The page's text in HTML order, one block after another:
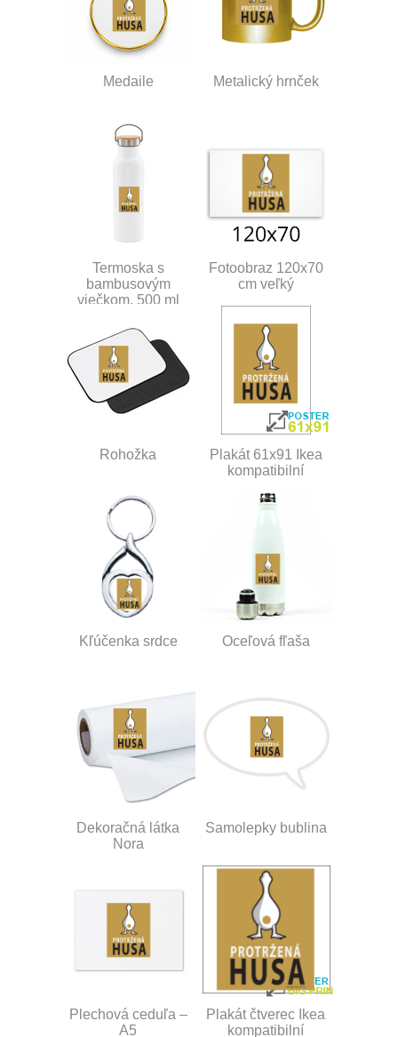
Medaile Metalický hrnček
Termoska s
bambusovým
viečkom, 500 ml
Fotoobraz 120x70
cm veľký
Rohožka
Plakát 61x91 Ikea
kompatibilní
Kľúčenka srdce Oceľová fľaša
Dekoračná látka
Nora
Samolepky bublina
Plechová ceduľa –
A5
Plakát čtverec Ikea
kompatibilní